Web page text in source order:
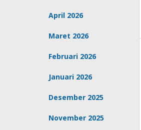
April 2026
Maret 2026
Februari 2026
Januari 2026
Desember 2025
November 2025